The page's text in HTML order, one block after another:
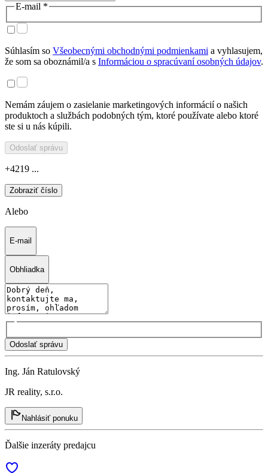
E-mail *
Súhlasím so Všeobecnými obchodnými podmienkami a vyhlasujem,
že som sa oboznámil/a s Informáciou o spracúvaní osobných údajov.
Nemám záujem o zasielanie marketingových informácií o našich
produktoch a službách podobných tým, ktoré používate alebo ktoré
ste si u nás kúpili.
Odoslať správu
+4219 ...
Zobraziť číslo
Alebo
E-mail
Obhliadka
Odoslať správu
Ing. Ján Ratulovský
JR reality, s.r.o.
Nahlásiť ponuku
Ďalšie inzeráty predajcu